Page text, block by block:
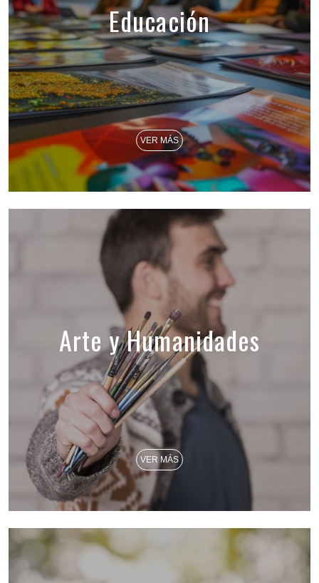
Educación
VER MÁS
Arte y Humanidades
VER MÁS